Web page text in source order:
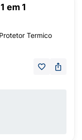
em 1
Termico